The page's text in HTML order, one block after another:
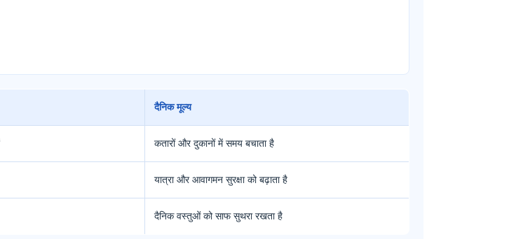
दैनिक मूल्य
कतारों और दुकानों में समय बचाता है
यात्रा और आवागमन सुरक्षा को बढ़ाता है
दैनिक वस्तुओं को साफ सुथरा रखता है